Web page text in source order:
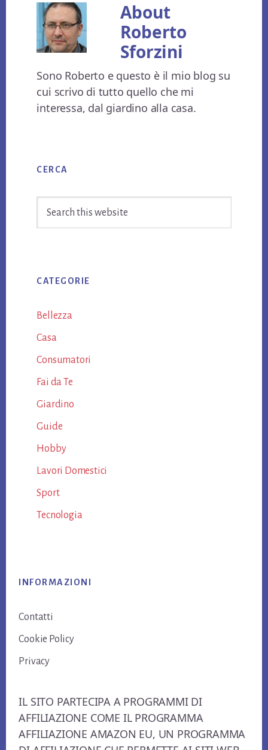
About
Roberto
Sforzini
Sono Roberto e questo è il mio blog su
cui scrivo di tutto quello che mi
interessa, dal giardino alla casa.
Sidebar
CERCA
CATEGORIE
Bellezza
Casa
Consumatori
Fai da Te
Giardino
Guide
Hobby
Lavori Domestici
Sport
Tecnologia
INFORMAZIONI
Contatti
Cookie Policy
Privacy
IL SITO PARTECIPA A PROGRAMMI DI
AFFILIAZIONE COME IL PROGRAMMA
AFFILIAZIONE AMAZON EU, UN PROGRAMMA